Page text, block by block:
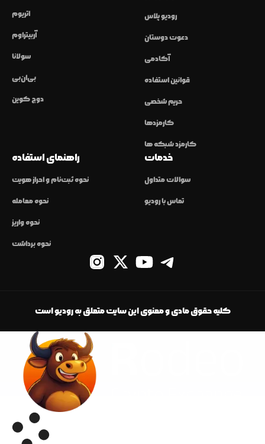
اتریوم
آربیتراوم
سولانا
بی‌ان‌بی
دوج کوین
رودیو پلاس
دعوت دوستان
آکادمی
قوانین استفاده
حریم شخصی
کارمزدها
کارمزد شبکه ها
راهنمای استفاده
نحوه ثبت‌نام و احراز هویت
نحوه معامله
نحوه واریز
نحوه برداشت
خدمات
سوالات متداول
تماس با رودیو
کلیه حقوق مادی و معنوی این سایت متعلق به رودیو است